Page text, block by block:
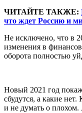
ЧИТАЙТЕ ТАКЖЕ:
что ждет Россию и
Не исключено, что в
изменения в
оборота полностью
Новый 2021 год
сбудутся, а какие
и не думать о плохом.